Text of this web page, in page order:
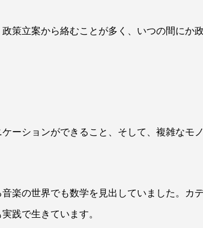
策立案から絡むことが多く、いつの間にか
ーションができること、そして、複雑なモ
楽の世界でも数学を見出していました。カ
践で生きています。